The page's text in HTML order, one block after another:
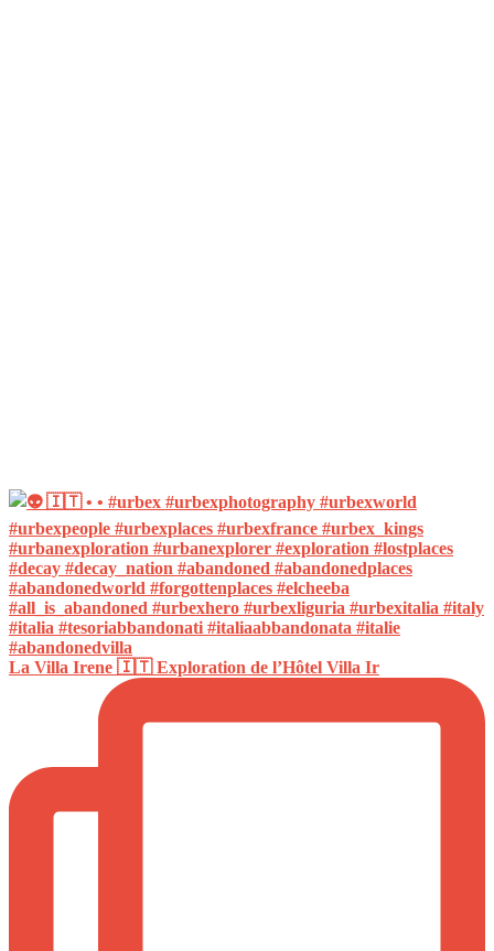
La Villa Irene 🇮🇹 Exploration de l’Hôtel Villa Ir